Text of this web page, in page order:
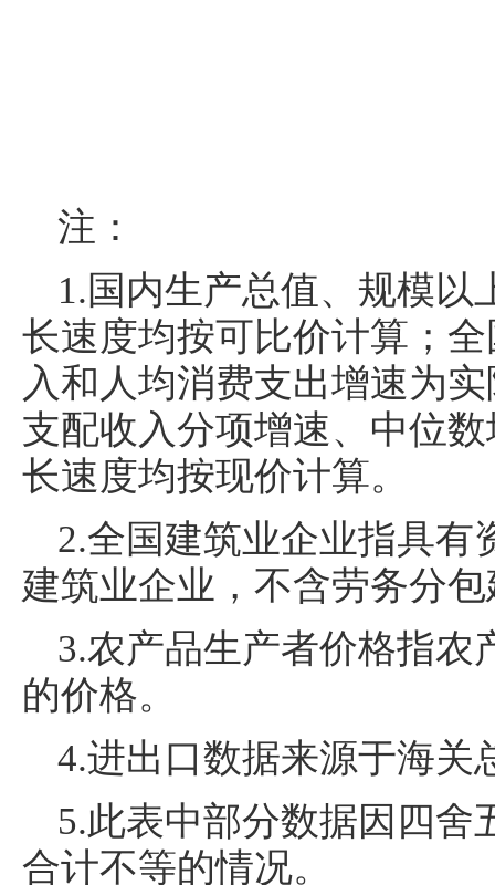
注：
1.国内生产总值、规模
长速度均按可比价计算；
入和人均消费支出增速为
支配收入分项增速、中位
长速度均按现价计算。
2.全国建筑业企业指具有
建筑业企业，不含劳务分
3.农产品生产者价格指农
的价格。
4.进出口数据来源于海关
5.此表中部分数据因四舍
合计不等的情况。